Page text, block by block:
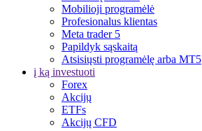
Mobilioji programėlė
Profesionalus klientas
Meta trader 5
Papildyk sąskaitą
Atsisiųsti programėlę arba MT5
į ką investuoti
Forex
Akcijų
ETFs
Akcijų CFD